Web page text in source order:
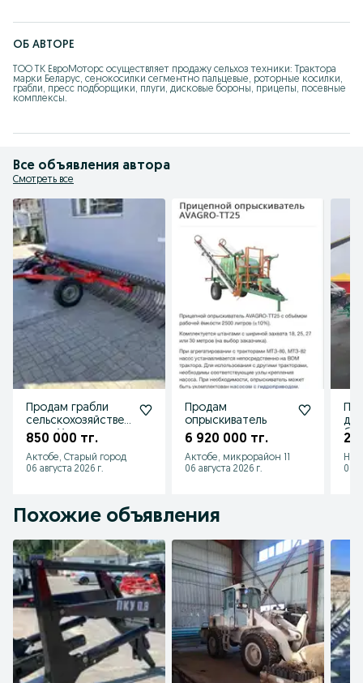
ОБ АВТОРЕ
ТОО ТК ЕвроМоторс осуществляет продажу сельхоз техники: Трактора
марки Беларус, сенокосилки сегментно пальцевые, роторные косилки,
грабли, пресс подборщики, плуги, дисковые бороны, прицепы, посевные
комплексы.
Все объявления автора
Смотреть все
Продам грабли
сельскохозяйствен
ные в Уральске
850 000 тг.
Актобе, Старый город
06 августа 2026 г.
Продам
опрыскиватель
6 920 000 тг.
Актобе, микрорайон 11
06 августа 2026 г.
2
06
Похожие объявления